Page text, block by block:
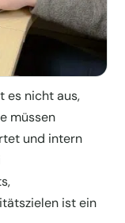
es nicht aus,
müssen
und intern
ist ein